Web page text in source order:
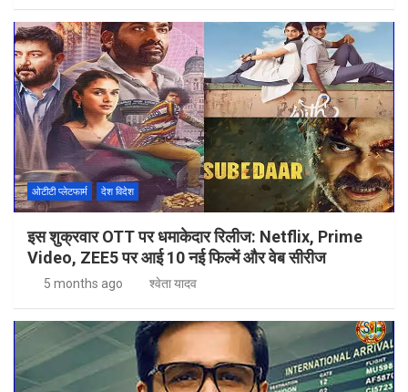
ओटीटी प्लेटफार्म देश विदेश
इस शुक्रवार OTT पर धमाकेदार रिलीज: Netflix, Prime
Video, ZEE5 पर आई 10 नई फिल्में और वेब सीरीज
5 months ago श्वेता यादव